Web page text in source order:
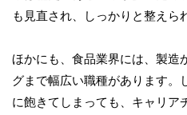
も見直され、しっかりと整えら
ほかにも、食品業界には、製造
グまで幅広い職種があります。
に飽きてしまっても、キャリア